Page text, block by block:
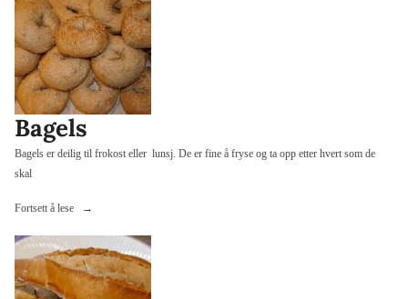
Bagels
Bagels er deilig til frokost eller lunsj. De er fine å fryse og ta opp etter hvert som de
skal
Fortsett å lese «Bagels»